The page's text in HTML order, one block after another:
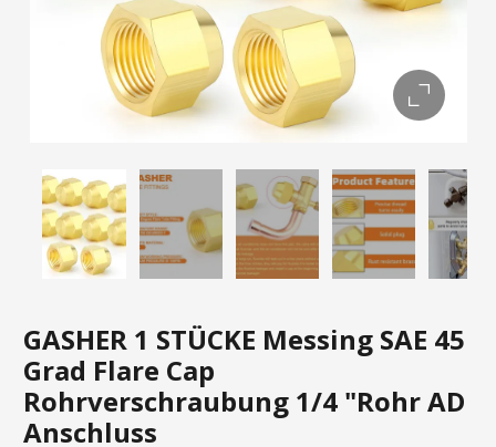
GASHER 1 STÜCKE Messing SAE 45
Grad Flare Cap
Rohrverschraubung 1/4 "Rohr AD
Anschluss